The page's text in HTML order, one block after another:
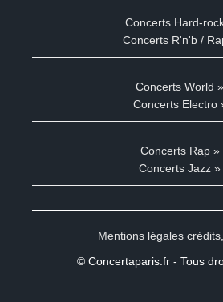
Concerts Hard-
Concerts R'n'b /
Concerts World »
Concerts Electro
Concerts Rap »
Concerts Jazz »
Mentions légales crédits
© Concertaparis.fr - Tous